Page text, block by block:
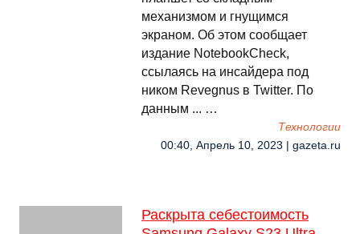
механизмом и гнущимся
экраном. Об этом сообщает
издание NotebookCheck,
ссылаясь на инсайдера под
ником Revegnus в Twitter. По
данным ... …
Технологии
00:40, Апрель 10, 2023 | gazeta.ru
Раскрыта себестоимость